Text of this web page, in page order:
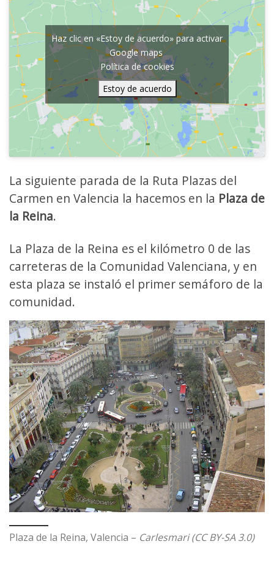
Haz clic en «Estoy de acuerdo» para activar
Google maps
Política de cookies
Estoy de acuerdo
La siguiente parada de la Ruta Plazas del
Carmen en Valencia la hacemos en la Plaza de
la Reina.
La Plaza de la Reina es el kilómetro 0 de las
carreteras de la Comunidad Valenciana, y en
esta plaza se instaló el primer semáforo de la
comunidad.
Plaza de la Reina, Valencia – Carlesmari (CC BY-SA 3.0)